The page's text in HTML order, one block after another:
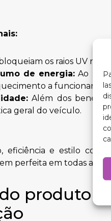
os raios UV
de energia: Ao
a funcionar
Além dos
geral do veículo.
e estilo com
perfeita em todas as
produto